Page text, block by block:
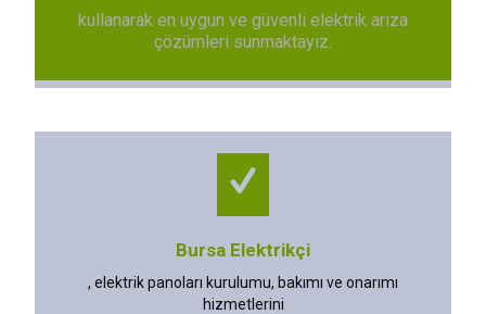
kullanarak en uygun ve güvenli elektrik arıza
çözümleri sunmaktayız.
Bursa Elektrikçi
, elektrik panoları kurulumu, bakımı ve onarımı
hizmetlerini